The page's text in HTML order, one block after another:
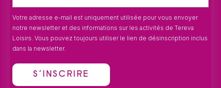
Votre adresse e-mail est uniquement utilisée pour vous envoyer
notre newsletter et des informations sur les activités de Tereva
Loisirs. Vous pouvez toujours utiliser le lien de désinscription inclus
dans la newsletter.